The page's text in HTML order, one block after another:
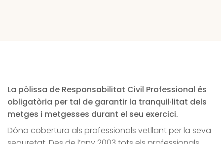
La pòlissa de Responsabilitat Civil Professional és
obligatòria per tal de garantir la tranquil·litat dels
metges i metgesses durant el seu exercici.
Dóna cobertura als professionals vetllant per la seva